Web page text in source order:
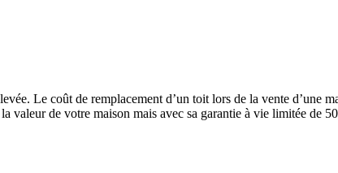
Le coût de remplacement d’un toit lors de la vente d’une
valeur de votre maison mais avec sa garantie à vie limitée